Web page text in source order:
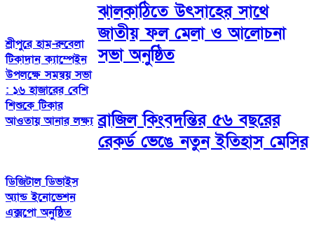
শ্রীপুরে হাম-রুবেলা
টিকাদান ক্যাম্পেইন
উপলক্ষে সমন্বয় সভা
: ১৬ হাজারের বেশি
শিশুকে টিকার
আওতায় আনার লক্ষ্য
ডিজিটাল ডিভাইস
অ্যান্ড ইনোভেশন
এক্সপো অনুষ্ঠিত
ঝালকাঠিতে উৎসাহের সাথে
জাতীয় ফল মেলা ও আলোচনা
সভা অনুষ্ঠিত
ব্রাজিল কিংবদন্তির ৫৬ বছরের
রেকর্ড ভেঙে নতুন ইতিহাস মেসির